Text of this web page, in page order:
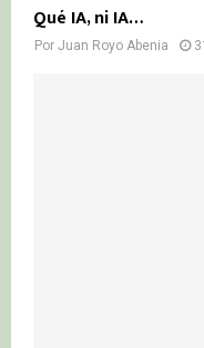
Qué IA, ni IA…
Por Juan Royo Abenia